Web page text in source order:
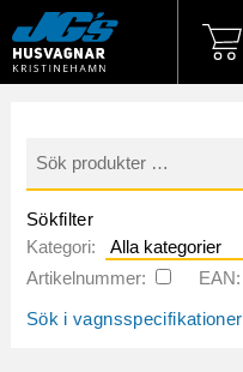
efter:
Sökfilter
Kategori:
Artikelnummer:
EAN:
Sök i vagnsspecifikationer